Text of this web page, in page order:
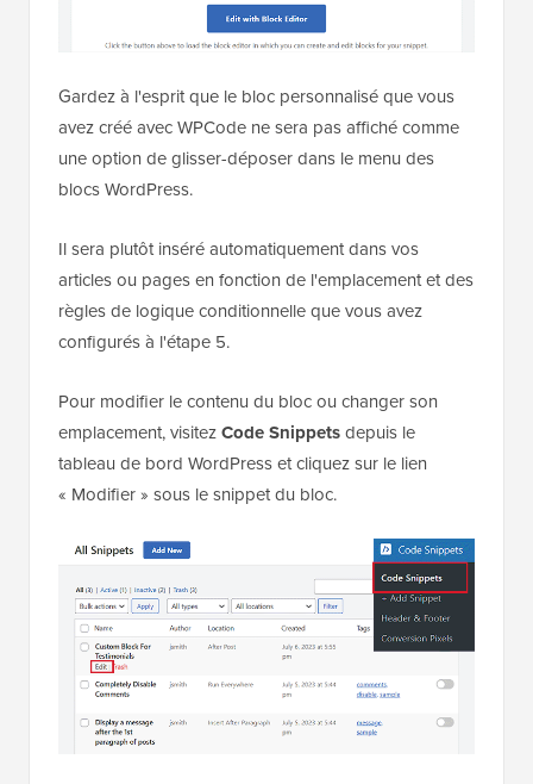
Gardez à l'esprit que le bloc personnalisé que vous
avez créé avec WPCode ne sera pas affiché comme
une option de glisser-déposer dans le menu des
blocs WordPress.
Il sera plutôt inséré automatiquement dans vos
articles ou pages en fonction de l'emplacement et des
règles de logique conditionnelle que vous avez
configurés à l'étape 5.
Pour modifier le contenu du bloc ou changer son
emplacement, visitezCode Snippetsdepuis le
tableau de bord WordPress et cliquez sur le lien
« Modifier » sous le snippet du bloc.